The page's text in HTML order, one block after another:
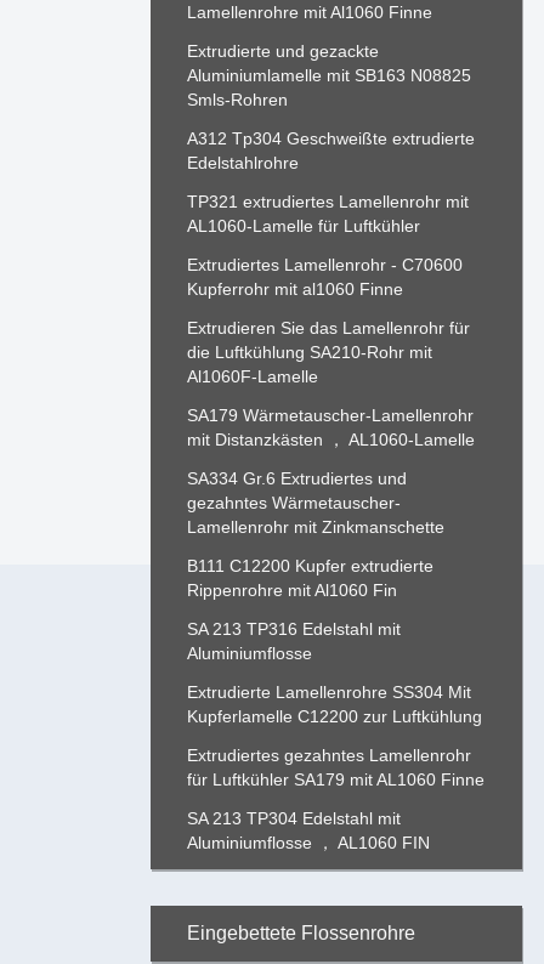
Lamellenrohre mit Al1060 Finne
Extrudierte und gezackte
Aluminiumlamelle mit SB163 N08825
Smls-Rohren
A312 Tp304 Geschweißte extrudierte
Edelstahlrohre
TP321 extrudiertes Lamellenrohr mit
AL1060-Lamelle für Luftkühler
Extrudiertes Lamellenrohr - C70600
Kupferrohr mit al1060 Finne
Extrudieren Sie das Lamellenrohr für
die Luftkühlung SA210-Rohr mit
Al1060F-Lamelle
SA179 Wärmetauscher-Lamellenrohr
mit Distanzkästen ， AL1060-Lamelle
SA334 Gr.6 Extrudiertes und
gezahntes Wärmetauscher-
Lamellenrohr mit Zinkmanschette
B111 C12200 Kupfer extrudierte
Rippenrohre mit Al1060 Fin
SA 213 TP316 Edelstahl mit
Aluminiumflosse
Extrudierte Lamellenrohre SS304 Mit
Kupferlamelle C12200 zur Luftkühlung
Extrudiertes gezahntes Lamellenrohr
für Luftkühler SA179 mit AL1060 Finne
SA 213 TP304 Edelstahl mit
Aluminiumflosse ， AL1060 FIN
Eingebettete Flossenrohre